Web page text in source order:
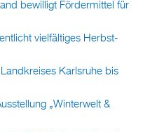
bewilligt Fördermittel für
vielfältiges Herbst-
Karlsruhe bis
„Winterwelt &